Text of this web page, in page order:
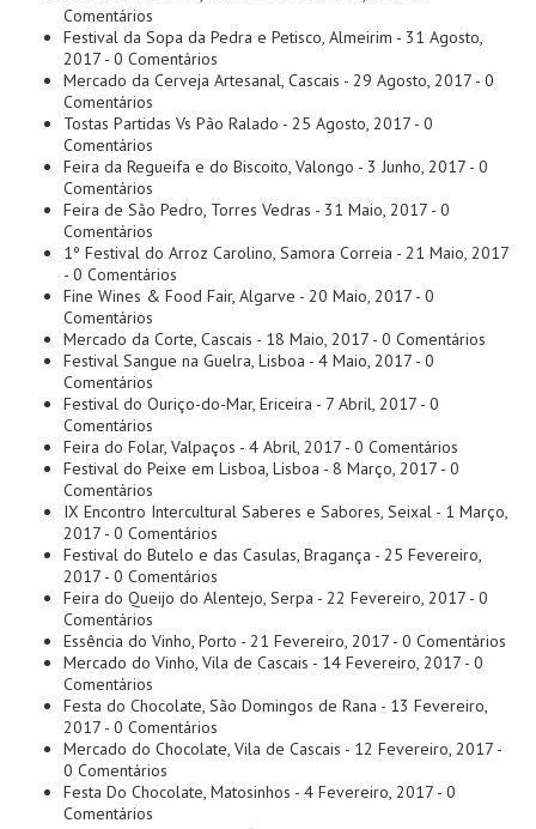
Comentários
Festival da Sopa da Pedra e Petisco, Almeirim - 31 Agosto,
2017 - 0 Comentários
Mercado da Cerveja Artesanal, Cascais - 29 Agosto, 2017 - 0
Comentários
Tostas Partidas Vs Pão Ralado - 25 Agosto, 2017 - 0
Comentários
Feira da Regueifa e do Biscoito, Valongo - 3 Junho, 2017 - 0
Comentários
Feira de São Pedro, Torres Vedras - 31 Maio, 2017 - 0
Comentários
1º Festival do Arroz Carolino, Samora Correia - 21 Maio, 2017
- 0 Comentários
Fine Wines & Food Fair, Algarve - 20 Maio, 2017 - 0
Comentários
Mercado da Corte, Cascais - 18 Maio, 2017 - 0 Comentários
Festival Sangue na Guelra, Lisboa - 4 Maio, 2017 - 0
Comentários
Festival do Ouriço-do-Mar, Ericeira - 7 Abril, 2017 - 0
Comentários
Feira do Folar, Valpaços - 4 Abril, 2017 - 0 Comentários
Festival do Peixe em Lisboa, Lisboa - 8 Março, 2017 - 0
Comentários
IX Encontro Intercultural Saberes e Sabores, Seixal- 1 Março,
2017 - 0 Comentários
Festival do Butelo e das Casulas, Bragança - 25 Fevereiro,
2017 - 0 Comentários
Feira do Queijo do Alentejo, Serpa - 22 Fevereiro, 2017 - 0
Comentários
Essência do Vinho, Porto - 21 Fevereiro, 2017 - 0 Comentários
Mercado do Vinho, Vila de Cascais - 14 Fevereiro, 2017 - 0
Comentários
Festa do Chocolate, São Domingos de Rana - 13 Fevereiro,
2017 - 0 Comentários
Mercado do Chocolate, Vila de Cascais - 12 Fevereiro, 2017 -
0 Comentários
Festa Do Chocolate, Matosinhos - 4 Fevereiro, 2017 - 0
Comentários